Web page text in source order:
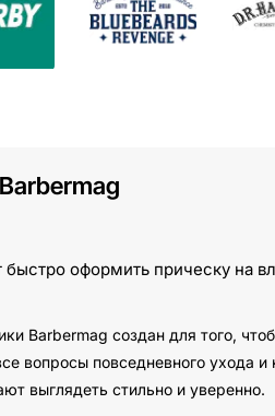
оформить прическу на
Barbermag создан для того,
вопросы повседневного ухода и
выглядеть стильно и уверенно.